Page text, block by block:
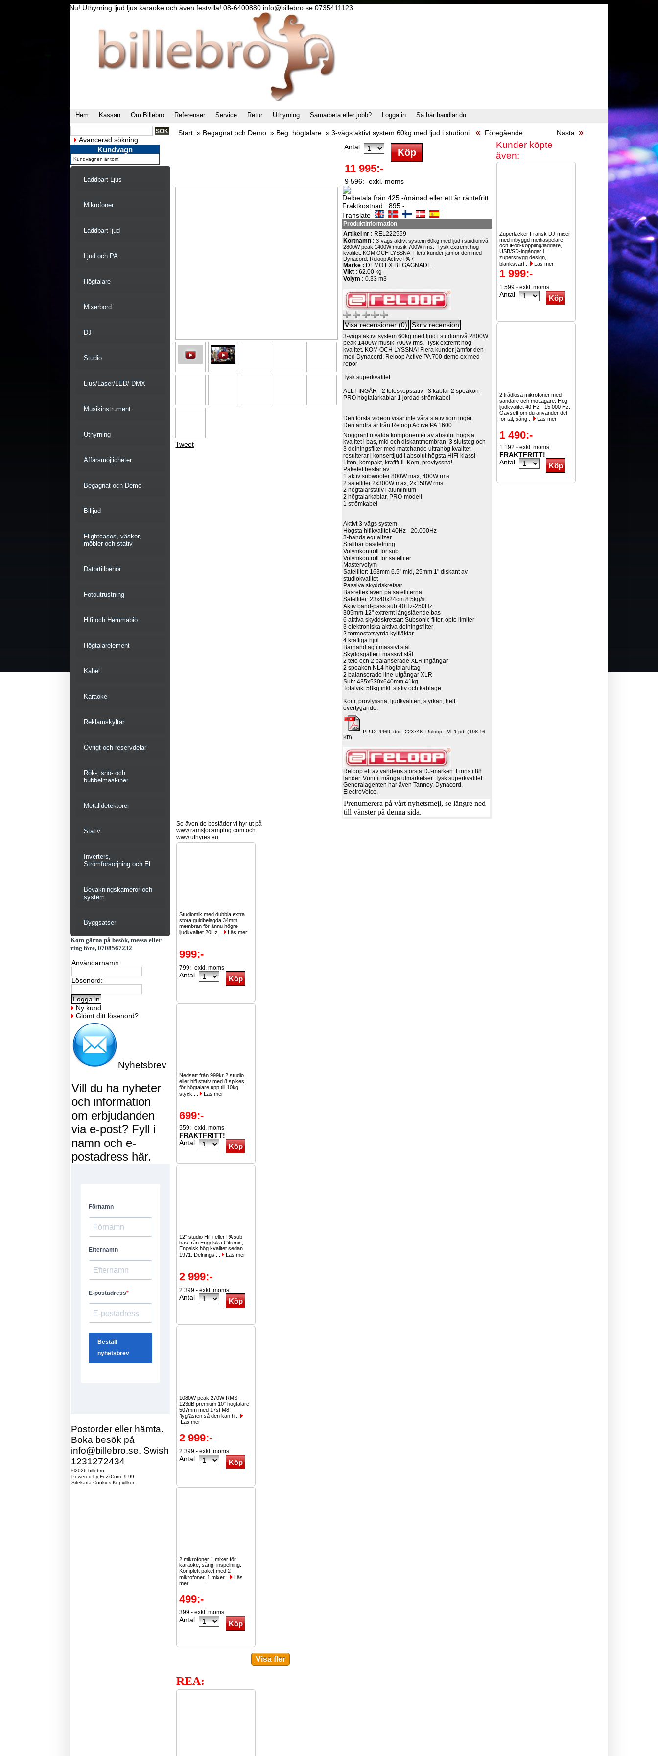
Nu! Uthyrning ljud ljus karaoke och även festvilla! 08-6400880 info@billebro.se 0735411123
Hem Kassan Om Billebro Referenser Service Retur Uthyrning Samarbeta eller jobb? Logga in Så här handlar du
Avancerad sökning
Kundvagn
Kundvagnen är tom!
Laddbart Ljus
Mikrofoner
Laddbart ljud
Ljud och PA
Högtalare
Mixerbord
DJ
Studio
Ljus/Laser/LED/ DMX
Musikinstrument
Uthyrning
Affärsmöjligheter
Begagnat och Demo
Billjud
Flightcases, väskor,
möbler och stativ
Datortillbehör
Fotoutrustning
Hifi och Hemmabio
Högtalarelement
Kabel
Karaoke
Reklamskyltar
Övrigt och reservdelar
Rök-, snö- och
bubbelmaskiner
Metalldetektorer
Stativ
Inverters,
Strömförsörjning och El
Bevakningskameror och
system
Byggsatser
Kom gärna på besök, messa eller
ring före, 0708567232
Användarnamn:
Lösenord:
Ny kund
Glömt ditt lösenord?
Nyhetsbrev
Vill du ha nyheter
och information
om erbjudanden
via e-post? Fyll i
namn och e-
postadress här.
Postorder eller hämta.
Boka besök på
info@billebro.se. Swish
1231272434
©2026billebro
Powered byFozzCom 9.99
Sitekarta Cookies Köpvillkor
Start » Begagnat och Demo » Beg. högtalare »3-vägs aktivt system 60kg med ljud i studioni Föregående Nästa
Tweet
Antal
11 995:-
9 596:- exkl. moms
Delbetala från 425:-/månad eller ett år räntefritt
Fraktkostnad : 895:-
Translate
Produktinformation
Artikel nr : REL222559
Kortnamn :3-vägs aktivt system 60kg med ljud i studionivå
2800W peak 1400W musik 700W rms. Tysk extremt hög
kvalitet. KOM OCH LYSSNA! Flera kunder jämför den med
Dynacord. Reloop Active PA 7
Märke : DEMO EX BEGAGNADE
Vikt :62.00 kg
Volym :0.33 m3
3-vägs aktivt system 60kg med ljud i studionivå 2800W
peak 1400W musik 700W rms. Tysk extremt hög
kvalitet. KOM OCH LYSSNA! Flera kunder jämför den
med Dynacord. Reloop Active PA 700 demo ex med
repor
Tysk superkvalitet
ALLT INGÅR - 2 teleskopstativ - 3 kablar 2 speakon
PRO högtalarkablar 1 jordad strömkabel
Den första videon visar inte våra stativ som ingår
Den andra är från Reloop Active PA 1600
Noggrant utvalda komponenter av absolut högsta
kvalitet i bas, mid och diskantmembran, 3 slutsteg och
3 delningsfilter med matchande ultrahög kvalitet
resulterar i konsertljud i absolut högsta HiFi-klass!
Liten, kompakt, kraftfull. Kom, provlyssna!
Paketet består av:
1 aktiv subwoofer 800W max, 400W rms
2 satelliter 2x300W max, 2x150W rms
2 högtalarstativ i aluminium
2 högtalarkablar, PRO-modell
1 strömkabel
Aktivt 3-vägs system
Högsta hifikvalitet 40Hz - 20.000Hz
3-bands equalizer
Ställbar basdelning
Volymkontroll för sub
Volymkontroll för satelliter
Mastervolym
Satelliter: 163mm 6.5" mid, 25mm 1" diskant av
studiokvalitet
Passiva skyddskretsar
Basreflex även på satelliterna
Satelliter: 23x40x24cm 8.5kg/st
Aktiv band-pass sub 40Hz-250Hz
305mm 12" extremt långslående bas
6 aktiva skyddskretsar: Subsonic filter, opto limiter
3 elektroniska aktiva delningsfilter
2 termostatstyrda kylfläktar
4 kraftiga hjul
Bärhandtag i massivt stål
Skyddsgaller i massivt stål
2 tele och 2 balanserade XLR ingångar
2 speakon NL4 högtalaruttag
2 balanserade line-utgångar XLR
Sub: 435x530x640mm 41kg
Totalvikt 58kg inkl. stativ och kablage
Kom, provlyssna, ljudkvaliten, styrkan, helt
övertygande.
PRID_4469_doc_223746_Reloop_IM_1.pdf (198.16
KB)
Reloop ett av världens största DJ-märken. Finns i 88
länder. Vunnit många utmärkelser. Tysk superkvalitet.
Generalagenten har även Tannoy, Dynacord,
ElectroVoice.
Prenumerera på vårt nyhetsmejl, se längre ned
till vänster på denna sida.
Kunder köpte
även:
Zuperläcker Fransk DJ-mixer
med inbyggd mediaspelare
och iPod-koppling/laddare,
USB/SD-ingångar i
zupersnygg design,
blanksvart...
Läs mer
1 999:-
1 599:- exkl. moms
Antal
2 trådlösa mikrofoner med
sändare och mottagare. Hög
ljudkvalitet 40 Hz - 15.000 Hz.
Oavsett om du använder det
för tal, sång...
Läs mer
1 490:-
1 192:- exkl. moms
FRAKTFRITT!
Antal
Se även de bostäder vi hyr ut på
www.ramsjocamping.com och
www.uthyres.eu
Studiomik med dubbla extra
stora guldbelagda 34mm
membran för ännu högre
ljudkvalitet 20Hz...
Läs mer
999:-
799:- exkl. moms
Antal
Nedsatt från 999kr 2 studio
eller hifi stativ med 8 spikes
för högtalare upp till 10kg
styck....
Läs mer
699:-
559:- exkl. moms
FRAKTFRITT!
Antal
12" studio HiFi eller PA sub
bas från Engelska Citronic,
Engelsk hög kvalitet sedan
1971. Delningsf...
Läs mer
2 999:-
2 399:- exkl. moms
Antal
1080W peak 270W RMS
123dB premium 10" högtalare
507mm med 17st M8
flygfästen så den kan h...
Läs mer
2 999:-
2 399:- exkl. moms
Antal
2 mikrofoner 1 mixer för
karaoke, sång, inspelning.
Komplett paket med 2
mikrofoner, 1 mixer...
Läs
mer
499:-
399:- exkl. moms
Antal
REA: